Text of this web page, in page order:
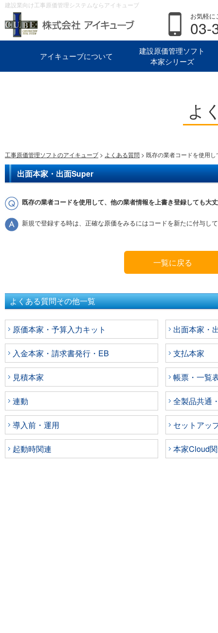
建設業向け工事原価管理システムならアイキューブ
お気軽に
03-
アイキューブについて
建設原価管理ソフト
本家シリーズ
よ
工事原価管理ソフトのアイキューブ > よくある質問 > 既存の業者コードを使用
出面本家・出面Super
既存の業者コードを使用して、他の業者情報を上書き登録しても大
新規で登録する時は、正確な原価をみるにはコードを新たに付与し
一覧に戻る
よくある質問その他一覧
原価本家・予算入力キット 出面本家・
入金本家・請求書発行・EB 支払本家
見積本家 帳票・一覧
連動 全製品共通
導入前・運用 セットアッ
起動時関連 本家Cloud